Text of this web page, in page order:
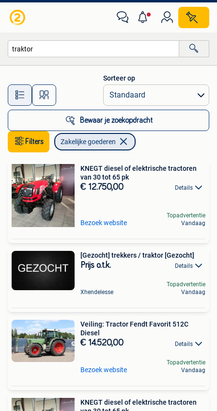
Alle afstanden…
Sorteer op
Bewaar je zoekopdracht
Filters Zakelijke goederen
KNEGT diesel of elektrische tractoren
van 30 tot 65 pk
€ 12.750,00 Details
Bezoek website
Topadvertentie
Vandaag
[Gezocht] trekkers / traktor [Gezocht]
Prijs o.t.k. Details
Xhendelesse
Topadvertentie
Vandaag
Veiling: Tractor Fendt Favorit 512C
Diesel
€ 14.520,00 Details
Bezoek website
Topadvertentie
Vandaag
KNEGT diesel of elektrische tractoren